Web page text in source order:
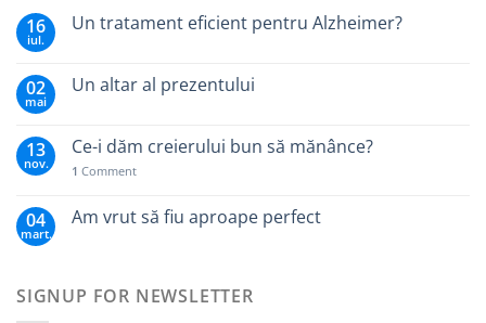
16
iul.
Un tratament eficient pentru Alzheimer?
02
mai
Un altar al prezentului
13
nov.
Ce-i dăm creierului bun să mănânce?
1 Comment
04
mart.
Am vrut să fiu aproape perfect
SIGNUP FOR NEWSLETTER